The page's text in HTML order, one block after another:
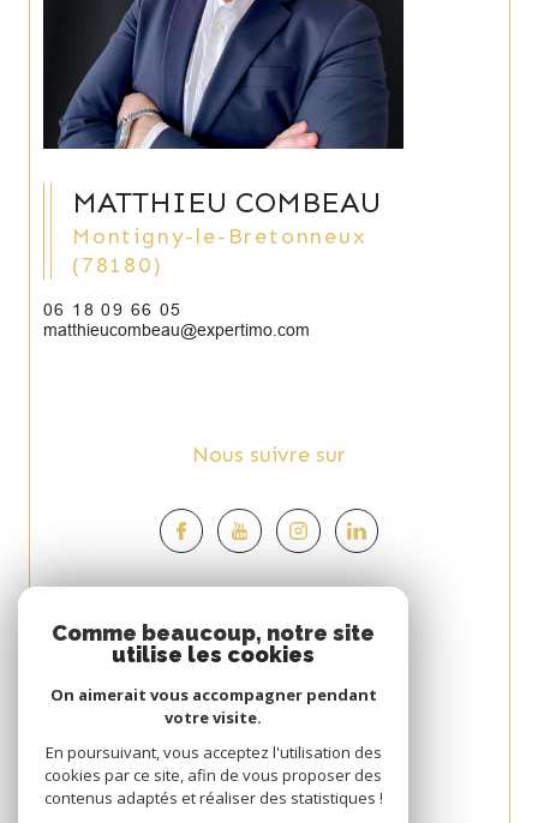
MATTHIEU COMBEAU
Montigny-le-Bretonneux
(78180)
06 18 09 66 05
matthieucombeau@expertimo.com
Nous suivre sur
Espace
PROPRIÉTAIRE
Se connecter
Avis
CLIENT
Comme beaucoup, notre site
utilise les cookies
On aimerait vous accompagner pendant
votre visite.
En poursuivant, vous acceptez l'utilisation des
cookies par ce site, afin de vous proposer des
contenus adaptés et réaliser des statistiques !